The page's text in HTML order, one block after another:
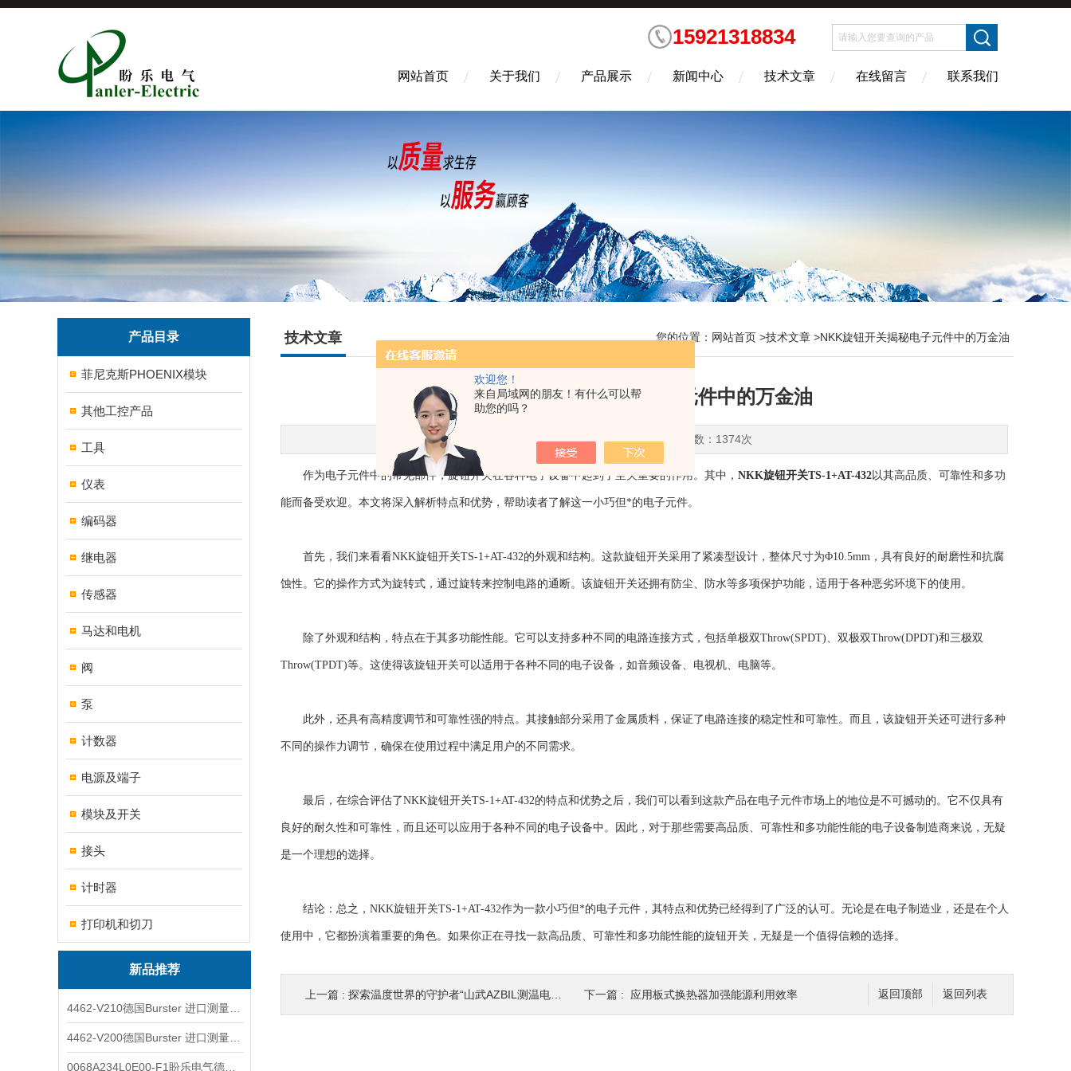
欢迎您！
来自局域网的朋友！有什么可以帮
助您的吗？
15921318834
网站首页 关于我们 产品展示 新闻中心 技术文章 在线留言 联系我们
产品目录
菲尼克斯PHOENIX模块
其他工控产品
工具
仪表
编码器
继电器
传感器
马达和电机
阀
泵
计数器
电源及端子
模块及开关
接头
计时器
打印机和切刀
新品推荐
技术文章 您的位置： 网站首页 >技术文章 >NKK旋钮开关揭秘电子元件中的万金油
NKK旋钮开关揭秘电子元件中的万金油
更新时间：2023-06-27 点击次数：1374次
作为电子元件中的常见部件，旋钮开关在各种电子设备中起到了至关重要的作用。其中， NKK旋钮开关TS-1+AT-432以其高品质、可靠性和多功
能而备受欢迎。本文将深入解析特点和优势，帮助读者了解这一小巧但*的电子元件。
首先，我们来看看NKK旋钮开关TS-1+AT-432的外观和结构。这款旋钮开关采用了紧凑型设计，整体尺寸为Φ10.5mm，具有良好的耐磨性和抗腐
蚀性。它的操作方式为旋转式，通过旋转来控制电路的通断。该旋钮开关还拥有防尘、防水等多项保护功能，适用于各种恶劣环境下的使用。
除了外观和结构，特点在于其多功能性能。它可以支持多种不同的电路连接方式，包括单极双Throw(SPDT)、双极双Throw(DPDT)和三极双
Throw(TPDT)等。这使得该旋钮开关可以适用于各种不同的电子设备，如音频设备、电视机、电脑等。
此外，还具有高精度调节和可靠性强的特点。其接触部分采用了金属质料，保证了电路连接的稳定性和可靠性。而且，该旋钮开关还可进行多种
不同的操作力调节，确保在使用过程中满足用户的不同需求。
最后，在综合评估了NKK旋钮开关TS-1+AT-432的特点和优势之后，我们可以看到这款产品在电子元件市场上的地位是不可撼动的。它不仅具有
良好的耐久性和可靠性，而且还可以应用于各种不同的电子设备中。因此，对于那些需要高品质、可靠性和多功能性能的电子设备制造商来说，无疑
是一个理想的选择。
结论：总之，NKK旋钮开关TS-1+AT-432作为一款小巧但*的电子元件，其特点和优势已经得到了广泛的认可。无论是在电子制造业，还是在个人
使用中，它都扮演着重要的角色。如果你正在寻找一款高品质、可靠性和多功能性能的旋钮开关，无疑是一个值得信赖的选择。
返回列表
返回顶部
上一篇 : 探索温度世界的守护者“山武AZBIL测温电阻TF55F3” 下一篇 : 应用板式换热器加强能源利用效率